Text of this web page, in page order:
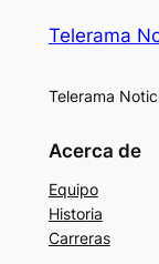
Telerama
Telerama
Acerca de
Equipo
Historia
Carreras